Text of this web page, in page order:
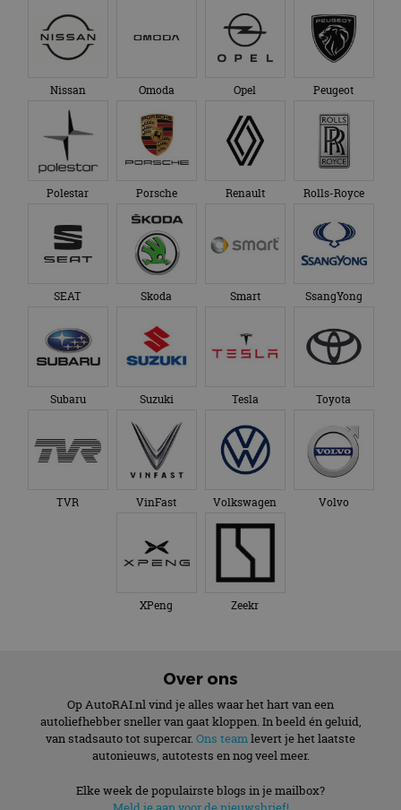
Nissan Omoda Opel Peugeot
Polestar Porsche Renault Rolls-Royce
SEAT Skoda Smart SsangYong
Subaru Suzuki Tesla Toyota
TVR VinFast Volkswagen Volvo
XPeng Zeekr
Over ons
Op AutoRAI.nl vind je alles waar het hart van een
autoliefhebber sneller van gaat kloppen. In beeld én geluid,
van stadsauto tot supercar. Ons teamlevert je het laatste
autonieuws, autotests en nog veel meer.
Elke week de populairste blogs in je mailbox?